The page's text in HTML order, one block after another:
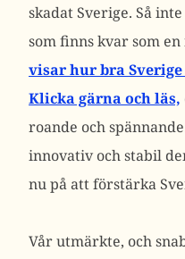
skadat Sverige. Så
som finns kvar som
visar hur bra
Klicka gärna och läs,
roande och
innovativ och stabil
nu på att förstärka
Vår utmärkte, och